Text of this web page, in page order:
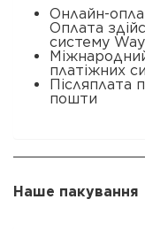
Онлайн-
Оплата
систему
платіжних
Післяплата
пошти
Наше пакування